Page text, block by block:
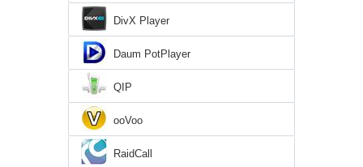
DivX Player
Daum PotPlayer
QIP
ooVoo
RaidCall